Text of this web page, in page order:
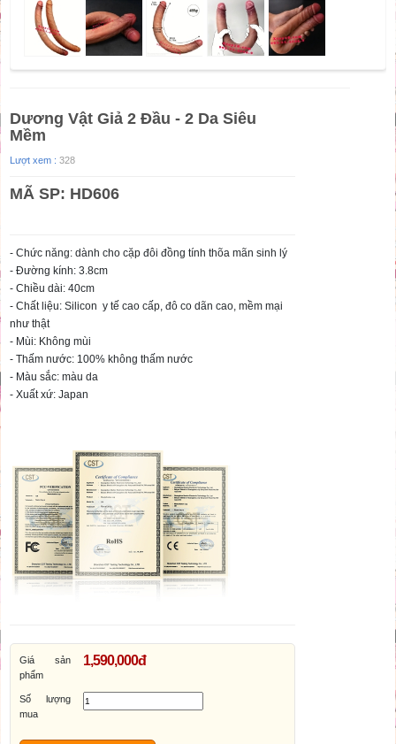
Dương Vật Giả 2 Đầu - 2 Da Siêu
Mềm
Lượt xem : 328
MÃ SP: HD606
- Chức năng: dành cho cặp đôi đồng tính thõa mãn sinh lý
- Đường kính: 3.8cm
- Chiều dài: 40cm
- Chất liệu: Silicon y tế cao cấp, đô co dãn cao, mềm mại
như thật
- Mùi: Không mùi
- Thấm nước: 100% không thấm nước
- Màu sắc: màu da
- Xuất xứ: Japan
Giá sản
phẩm
1,590,000đ
Số lượng
mua